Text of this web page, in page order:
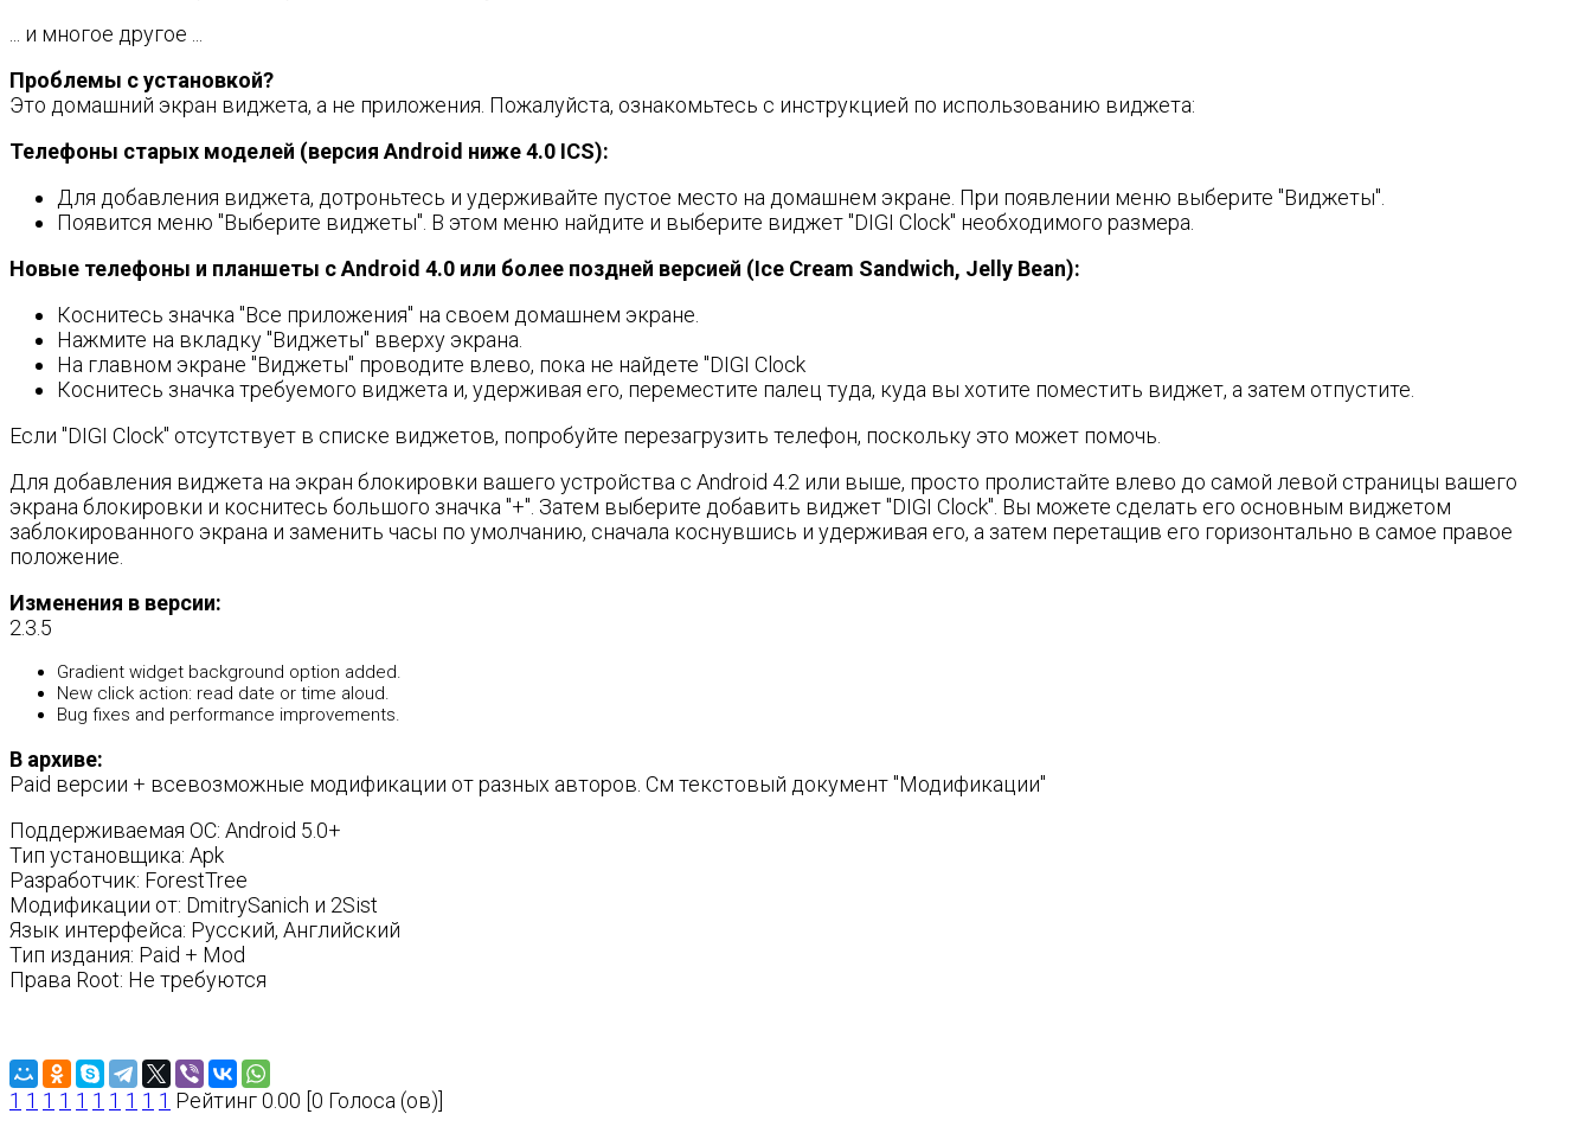
... и многое другое ...
Проблемы с установкой?
Это домашний экран виджета, а не приложения. Пожалуйста, ознакомьтесь с инструкцией по использованию виджета:
Телефоны старых моделей (версия Android ниже 4.0 ICS):
Для добавления виджета, дотроньтесь и удерживайте пустое место на домашнем экране. При появлении меню выберите "Виджеты".
Появится меню "Выберите виджеты". В этом меню найдите и выберите виджет "DIGI Clock" необходимого размера.
Новые телефоны и планшеты с Android 4.0 или более поздней версией (Ice Cream Sandwich, Jelly Bean):
Коснитесь значка "Все приложения" на своем домашнем экране.
Нажмите на вкладку "Виджеты" вверху экрана.
На главном экране "Виджеты" проводите влево, пока не найдете "DIGI Clock
Коснитесь значка требуемого виджета и, удерживая его, переместите палец туда, куда вы хотите поместить виджет, а затем отпустите.
Если "DIGI Clock" отсутствует в списке виджетов, попробуйте перезагрузить телефон, поскольку это может помочь.
Для добавления виджета на экран блокировки вашего устройства с Android 4.2 или выше, просто пролистайте влево до самой левой страницы вашего
экрана блокировки и коснитесь большого значка "+". Затем выберите добавить виджет "DIGI Clock". Вы можете сделать его основным виджетом
заблокированного экрана и заменить часы по умолчанию, сначала коснувшись и удерживая его, а затем перетащив его горизонтально в самое правое
положение.
Изменения в версии:
2.3.5
Gradient widget background option added.
New click action: read date or time aloud.
Bug fixes and performance improvements.
В архиве:
Paid версии + всевозможные модификации от разных авторов. См текстовый документ "Модификации"
Поддерживаемая ОС: Android 5.0+
Тип установщика: Apk
Разработчик: ForestTree
Модификации от: DmitrySanich и 2Sist
Язык интерфейса: Русский, Английский
Тип издания: Paid + Mod
Права Root: Не требуются
1 1 1 1 1 1 1 1 1 1 Рейтинг 0.00 [0 Голоса (ов)]